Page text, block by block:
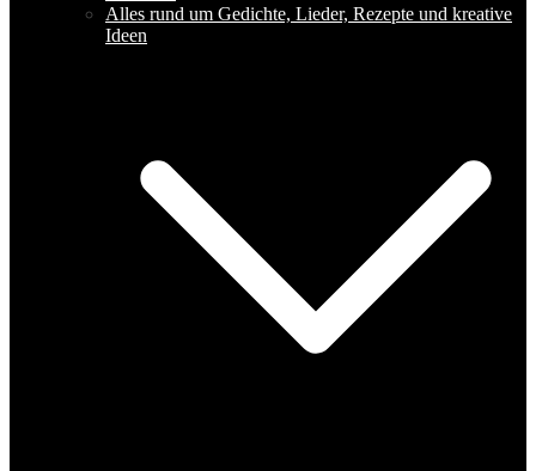
Alles rund um Gedichte, Lieder, Rezepte und kreative
Ideen